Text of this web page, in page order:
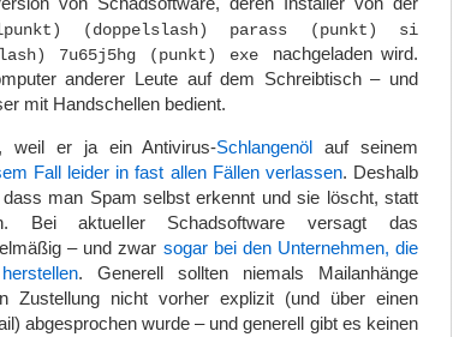
(doppelslash) parass (punkt) si
7u65j5hg (punkt) exe
nachgeladen wird.
anderer Leute auf dem Schreibtisch – und
mit Handschellen bedient.
weil er ja ein Antivirus-Schlangenöl auf seinem
Fall leider in fast allen Fällen verlassen. Deshalb
man Spam selbst erkennt und sie löscht, statt
Bei aktueller Schadsoftware versagt das
– und zwar sogar bei den Unternehmen, die
. Generell sollten niemals Mailanhänge
Zustellung nicht vorher explizit (und über einen
abgesprochen wurde – und generell gibt es keinen